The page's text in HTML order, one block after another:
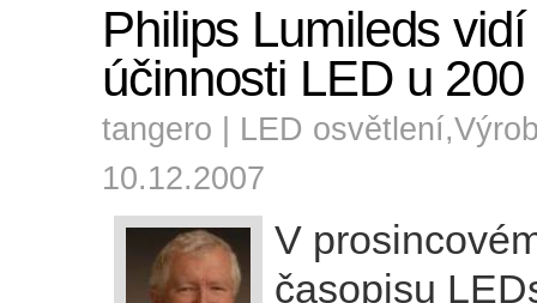
Philips Lumileds
účinnosti LED u
tangero | LED osvětlení,
10.12.2007
V
časopisu